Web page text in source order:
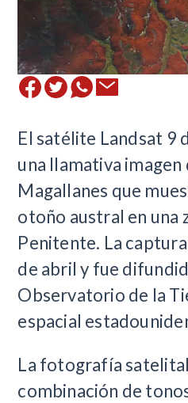
El satélite Landsat 9
una llamativa imagen
Magallanes que
otoño austral en una
Penitente. La
de abril y fue
Observatorio de la
espacial
La fotografía
combinación de